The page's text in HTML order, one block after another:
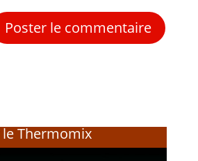
Thermomix